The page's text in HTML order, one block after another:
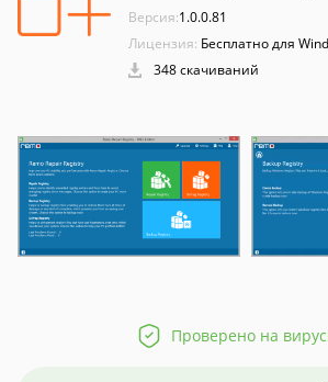
Версия:1.0.0.81
Лицензия: Бесплатно для
348 скачиваний
Проверено на